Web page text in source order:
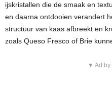
ijskristallen die de smaak en
en daarna ontdooien verandert
structuur van kaas afbreekt en
zoals Queso Fresco of Brie
▼ Ad by